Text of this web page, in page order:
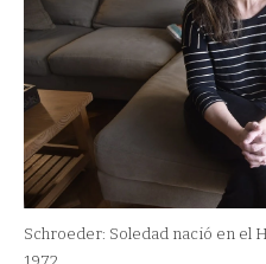
Schroeder: Soledad nació en el